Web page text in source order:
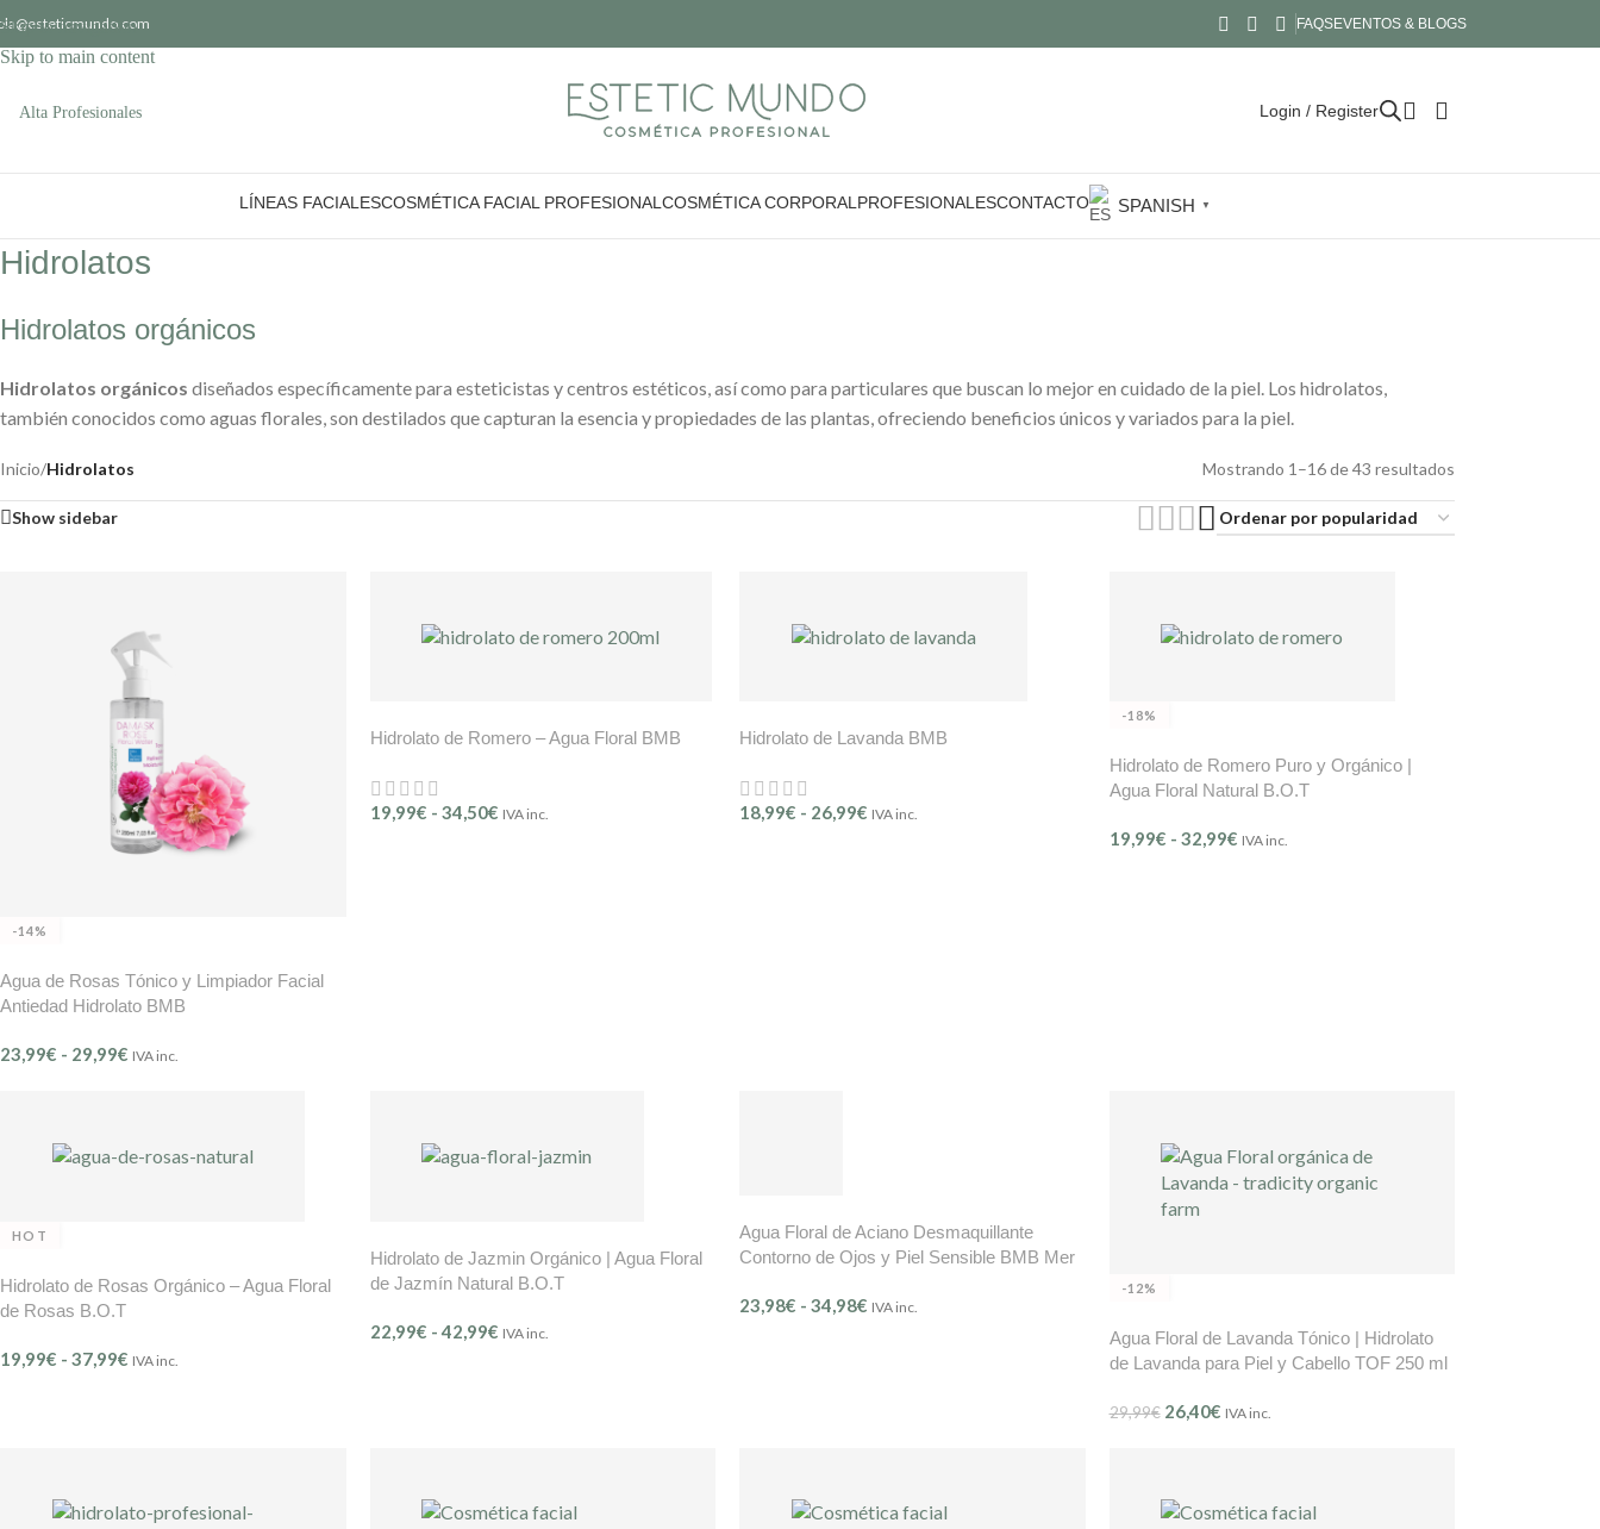
Skip to navigation
Skip to main content
FAQSEVENTOS & BLOGS
Alta Profesionales Login / Register
LÍNEAS FACIALESCOSMÉTICA FACIAL PROFESIONAL COSMÉTICA CORPORAL PROFESIONALESCONTACTO SPANISH ▼
Hidrolatos
Hidrolatos orgánicos
Hidrolatos orgánicos diseñados específicamente para esteticistas y centros estéticos, así como para particulares que buscan lo mejor en cuidado de la piel. Los hidrolatos,
también conocidos como aguas florales, son destilados que capturan la esencia y propiedades de las plantas, ofreciendo beneficios únicos y variados para la piel.
Inicio/Hidrolatos Mostrando 1–16 de 43 resultados
Show sidebar
-14%
Agua de Rosas Tónico y Limpiador Facial
Antiedad Hidrolato BMB
23,99€ - 29,99€ IVA inc.
Hidrolato de Romero – Agua Floral BMB
19,99€ - 34,50€ IVA inc.
Hidrolato de Lavanda BMB
18,99€ - 26,99€ IVA inc.
-18%
Hidrolato de Romero Puro y Orgánico |
Agua Floral Natural B.O.T
19,99€ - 32,99€ IVA inc.
HOT
Hidrolato de Rosas Orgánico – Agua Floral
de Rosas B.O.T
19,99€ - 37,99€ IVA inc.
Hidrolato de Jazmin Orgánico | Agua Floral
de Jazmín Natural B.O.T
22,99€ -42,99€ IVA inc.
Agua Floral de Aciano Desmaquillante
Contorno de Ojos y Piel Sensible BMB Mer
23,98€ - 34,98€ IVA inc.
-12%
Agua Floral de Lavanda Tónico | Hidrolato
de Lavanda para Piel y Cabello TOF 250 ml
29,99€ 26,40€ IVA inc.